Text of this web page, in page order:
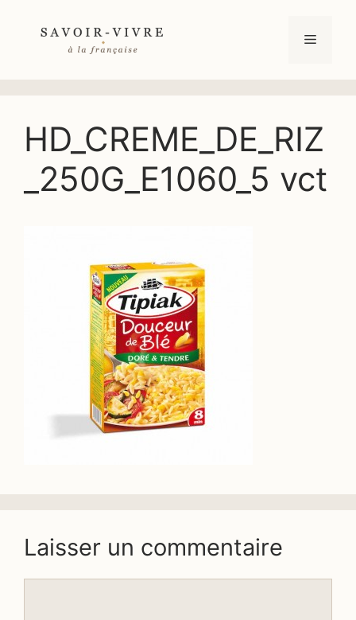
Menu
HD_CREME_DE_RIZ
_250G_E1060_5 vct
Laisser un commentaire